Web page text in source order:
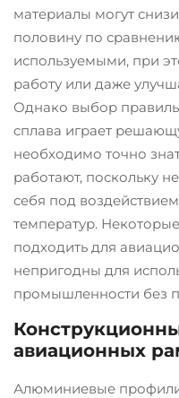
материалы могут
половину по
используемыми, при
работу или даже
Однако выбор
сплава играет
необходимо точно
работают, поскольку
себя под
температур.
подходить для
непригодны для
промышленности без
авиационных
Алюминиевые профили